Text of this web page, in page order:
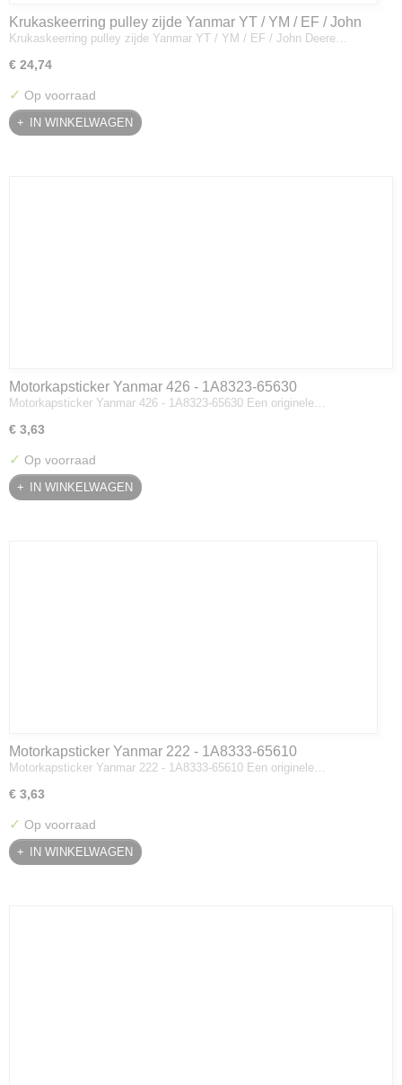
Krukaskeerring pulley zijde Yanmar YT / YM / EF / John
Deere - 119934-01800
Krukaskeerring pulley zijde Yanmar YT / YM / EF / John Deere…
€ 24,74
✓ Op voorraad
IN WINKELWAGEN
Motorkapsticker Yanmar 426 - 1A8323-65630
Motorkapsticker Yanmar 426 - 1A8323-65630 Een originele…
€ 3,63
✓ Op voorraad
IN WINKELWAGEN
Motorkapsticker Yanmar 222 - 1A8333-65610
Motorkapsticker Yanmar 222 - 1A8333-65610 Een originele…
€ 3,63
✓ Op voorraad
IN WINKELWAGEN